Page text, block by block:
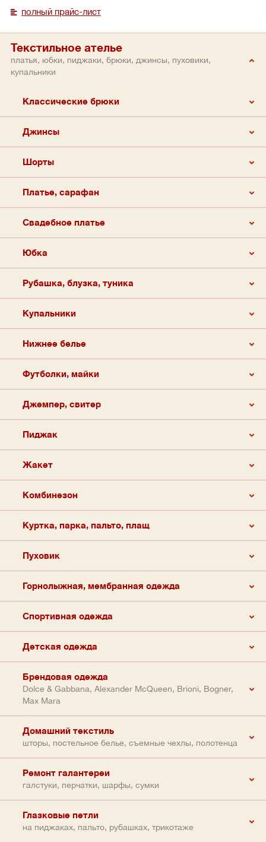
полный прайс-лист
Текстильное ателье
платья, юбки, пиджаки, брюки, джинсы, пуховики,
купальники
Классические брюки
Джинсы
Шорты
Платье, сарафан
Свадебное платье
Юбка
Рубашка, блузка, туника
Купальники
Нижнее белье
Футболки, майки
Джемпер, свитер
Пиджак
Жакет
Комбинезон
Куртка, парка, пальто, плащ
Пуховик
Горнолыжная, мембранная одежда
Спортивная одежда
Детская одежда
Брендовая одежда
Dolce & Gabbana, Alexander McQueen, Brioni, Bogner,
Max Mara
Домашний текстиль
шторы, постельное белье, съемные чехлы, полотенца
Ремонт галантереи
галстуки, перчатки, шарфы, сумки
Глазковые петли
на пиджаках, пальто, рубашках, трикотаже